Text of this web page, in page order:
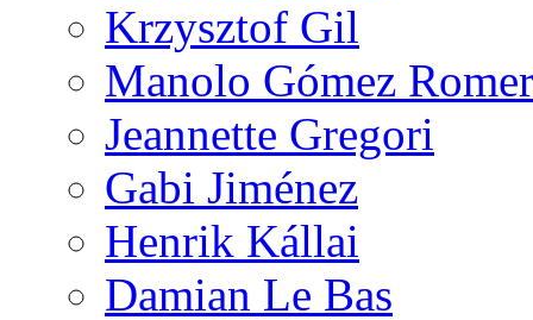
Krzysztof Gil
Manolo Gómez
Jeannette Gregori
Gabi Jiménez
Henrik Kállai
Damian Le Bas